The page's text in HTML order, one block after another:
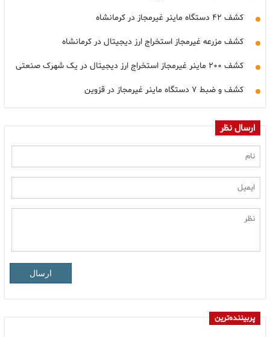
کشف ۴۲ دستگاه ماینر غیرمجاز در کرمانشاه
کشف مزرعه غیرمجاز استخراج ارز دیجیتال در کرمانشاه
کشف ۲۰۰ ماینر غیرمجاز استخراج ارز دیجیتال در یک شهرک صنعتی
کشف و ضبط ۷ دستگاه ماینر غیرمجاز در قزوین
ارسال نظر
ارسال
پربیننده‌ترین